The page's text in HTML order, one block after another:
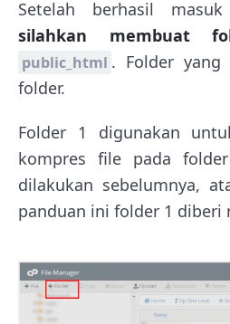
Setelah berhasil
silahkan membuat
public_html . Folder
folder.
Folder 1 digunakan
kompres file pada folder
dilakukan sebelumnya,
panduan ini folder 1 diberi